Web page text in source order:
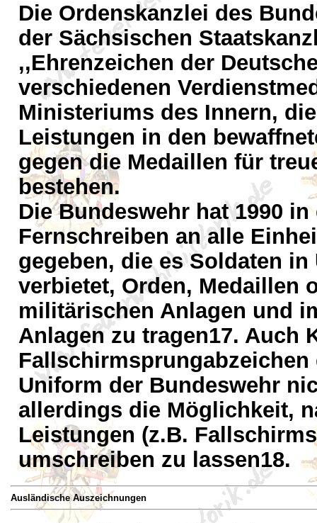
Die Ordenskanzlei des
der Sächsischen
,,Ehrenzeichen der
verschiedenen
Ministeriums des Innern,
Leistungen in den
gegen die Medaillen für
bestehen.
Die Bundeswehr hat 1990
Fernschreiben an alle
gegeben, die es Soldaten
verbietet, Orden, Medaillen
militärischen Anlagen und
Anlagen zu tragen17. Auch
Fallschirmsprungabzeichen
Uniform der Bundeswehr
allerdings die Möglichkeit,
Leistungen (z.B.
umschreiben zu lassen18.
Ausländische Auszeichnungen